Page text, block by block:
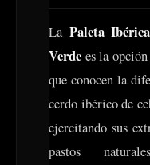
La Paleta
Verde es la
que conocen la
cerdo ibérico de
ejercitando sus
pastos